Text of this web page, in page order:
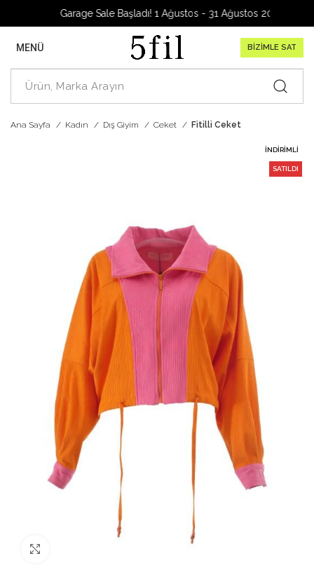
Garage Sale Başladı! 1 Ağustos - 31 Ağustos 2026
MENÜ BİZİMLE SAT
Ana Sayfa Kadın Dış Giyim Ceket Fitilli Ceket
İNDIRIMLI
SATILDI